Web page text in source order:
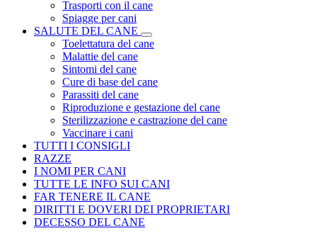
Trasporti con il cane
Spiagge per cani
SALUTE DEL CANE
Toelettatura del cane
Malattie del cane
Sintomi del cane
Cure di base del cane
Parassiti del cane
Riproduzione e gestazione del cane
Sterilizzazione e castrazione del cane
Vaccinare i cani
TUTTI I CONSIGLI
RAZZE
I NOMI PER CANI
TUTTE LE INFO SUI CANI
FAR TENERE IL CANE
DIRITTI E DOVERI DEI PROPRIETARI
DECESSO DEL CANE